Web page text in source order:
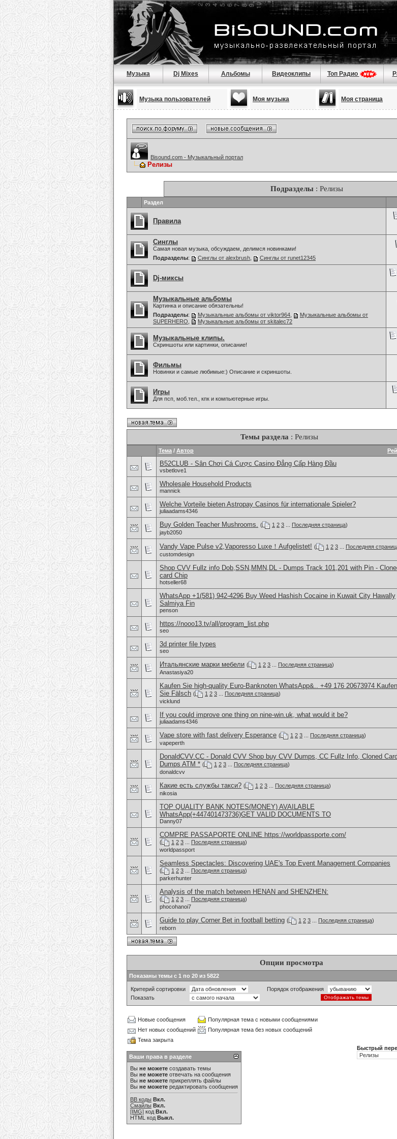
Музыка Dj Mixes Альбомы Видеоклипы Топ Радио
Музыка пользователей Моя музыка Моя страница
Bisound.com - Музыкальный портал
Релизы
Подразделы : Релизы
Раздел
Правила
Синглы
Самая новая музыка, обсуждаем, делимся новинками!
Подразделы: Синглы от alexbrush Синглы от runet12345
Dj-миксы
Музыкальные альбомы
Картинка и описание обязательны!
Подразделы: Музыкальные альбомы от viktor964
Музыкальные альбомы от
SUPERHERO
Музыкальные альбомы от skitalec72
Музыкальные клипы.
Скриншоты или картинки, описание!
Фильмы
Новинки и самые любимые:) Описание и скриншоты.
Игры
Для псп, моб.тел., кпк и компьютерные игры.
Темы раздела : Релизы
Тема / Автор
B52CLUB - Sân Chơi Cá Cược Casino Đẳng Cấp Hàng Đầu
vsbetlove1
Wholesale Household Products
mannick
Welche Vorteile bieten Astropay Casinos für internationale Spieler?
juliaadams4346
Buy Golden Teacher Mushrooms. ( 1 2 3 Последняя страница)
jayb2050
Vandy Vape Pulse v2,Vaporesso Luxe！Aufgelistet! ( 1 2 3 Последняя
customdesign
Shop CVV Fullz info Dob,SSN,MMN,DL - Dumps Track 101,201 with Pin -
card Chip
hotseller68
WhatsApp +1(581) 942-4296 Buy Weed Hashish Cocaine in Kuwait City Hawally
Salmiya Fin
penson
https://nooo13.tv/all/program_list.php
seo
3d printer file types
seo
Итальянские марки мебели ( 1 2 3 Последняя страница)
Anastasiya20
Kaufen Sie high-quality Euro-Banknoten WhatsApp&.. +49 176 20673974 Kaufen
Sie Fälsch ( 1 2 3 Последняя страница)
vicklund
If you could improve one thing on nine-win.uk, what would it be?
juliaadams4346
Vape store with fast delivery Esperance ( 1 2 3 Последняя страница)
vapeperth
DonaldCVV.CC - Donald CVV Shop buy CVV Dumps, CC Fullz Info, Cloned
Dumps ATM * ( 1 2 3 Последняя страница)
donaldcvv
Какие есть службы такси? ( 1 2 3 Последняя страница)
nikosia
TOP QUALITY BANK NOTES(MONEY) AVAILABLE
WhatsApp(+447401473736)GET VALID DOCUMENTS TO
Danny07
COMPRE PASSAPORTE ONLINE https://worldpassporte.com/
( 1 2 3 Последняя страница)
worldpassport
Seamless Spectacles: Discovering UAE's Top Event Management Companies
( 1 2 3 Последняя страница)
parkerhunter
Analysis of the match between HENAN and SHENZHEN:
( 1 2 3 Последняя страница)
phocohanoi7
Guide to play Corner Bet in football betting ( 1 2 3 Последняя страница)
reborn
Опции просмотра
Показаны темы с 1 по 20 из 5822
Критерий сортировки
Порядок отображения
Показать
Новые сообщения
Популярная тема с новыми сообщениями
Нет новых сообщений
Популярная тема без новых сообщений
Тема закрыта
Ваши права в разделе
Вы не можете создавать темы
Вы не можете отвечать на сообщения
Вы не можете прикреплять файлы
Вы не можете редактировать сообщения
BB коды Вкл.
Смайлы Вкл.
[IMG] код Вкл.
HTML код Выкл.
Быстрый